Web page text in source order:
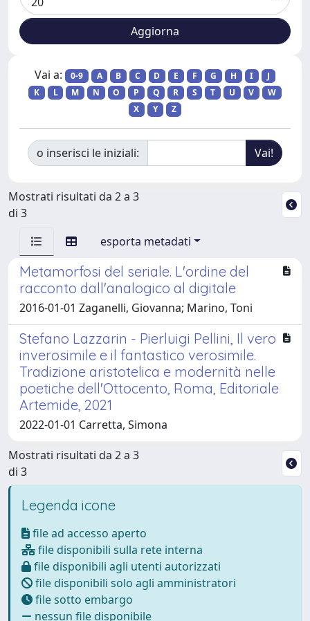
Vai a: 0-9 A B C D E F G H I
J
K
L M N O P Q R S T U V
W
X
Y Z
o inserisci le iniziali:
Mostrati risultati da 2 a 3
di 3
esporta metadati
Metamorfosi del seriale. L'ordine del
racconto dall'analogico al digitale
2016-01-01 Zaganelli, Giovanna; Marino, Toni
Stefano Lazzarin - Pierluigi Pellini, Il vero
inverosimile e il fantastico verosimile.
Tradizione aristotelica e modernità nelle
poetiche dell'Ottocento, Roma, Editoriale
Artemide, 2021
2022-01-01 Carretta, Simona
Mostrati risultati da 2 a 3
di 3
Legenda icone
file ad accesso aperto
file disponibili sulla rete interna
file disponibili agli utenti autorizzati
file disponibili solo agli amministratori
file sotto embargo
nessun file disponibile